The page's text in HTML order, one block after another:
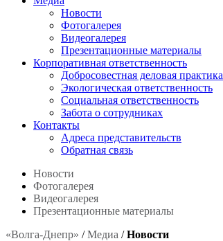
Новости
Фотогалерея
Видеогалерея
Презентационные материалы
Корпоративная ответственность
Добросовестная деловая практика
Экологическая ответственность
Социальная ответственность
Забота о сотрудниках
Контакты
Адреса представительств
Обратная связь
Новости
Фотогалерея
Видеогалерея
Презентационные материалы
«Волга-Днепр» /Медиа /Новости